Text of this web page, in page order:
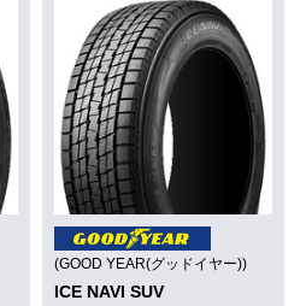
(GOOD YEAR(グッドイヤー))
ICE NAVI SUV